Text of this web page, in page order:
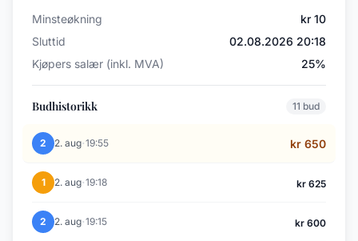
Minsteøkning
kr 10
Sluttid
02.08.2026 20:18
Kjøpers salær (inkl. MVA)
25%
Budhistorikk 11 bud
2 2. aug·19:55 kr 650
1 2. aug·19:18 kr 625
2 2. aug·19:15 kr 600